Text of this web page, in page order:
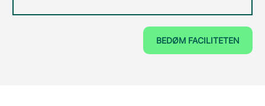
BEDØM FACILITETEN